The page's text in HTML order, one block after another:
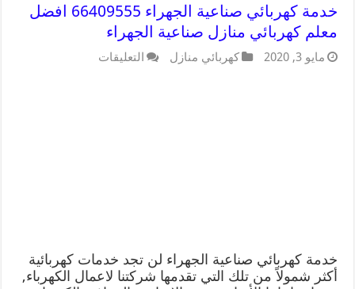
خدمة كهربائي صناعية الجهراء 66409555 افضل
معلم كهربائي منازل صناعية الجهراء
مايو 3, 2020 كهربائي منازل التعليقات
خدمة كهربائي صناعية الجهراء لن تجد خدمات كهربائية
أكثر شمولاً من تلك التي تقدمها شركتنا لاعمال الكهرباء,